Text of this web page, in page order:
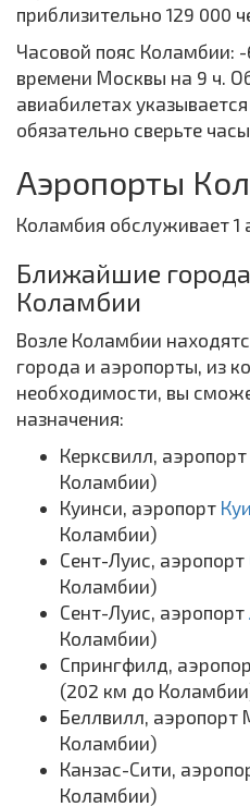
приблизительно 129 000
Часовой пояс Коламбии: -
времени Москвы на 9 ч.
авиабилетах
обязательно сверьте
Аэропорты
Коламбия обслуживает 1
Ближайшие
Коламбии
Возле Коламбии
города и аэропорты, из
необходимости, вы
назначения:
Керксвилл, аэропорт
Коламбии)
Куинси, аэропорт
Коламбии)
Сент-Луис, аэропорт
Коламбии)
Сент-Луис, аэропорт
Коламбии)
Спрингфилд,
(202 км до
Беллвилл,
Коламбии)
Канзас-Сити,
Коламбии)